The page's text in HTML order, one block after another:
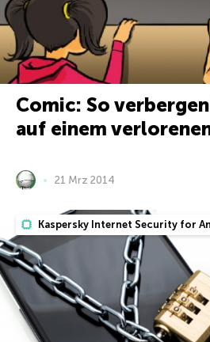
Comic: So
auf einem
21 Mrz 2014
Kaspersky Internet Security for